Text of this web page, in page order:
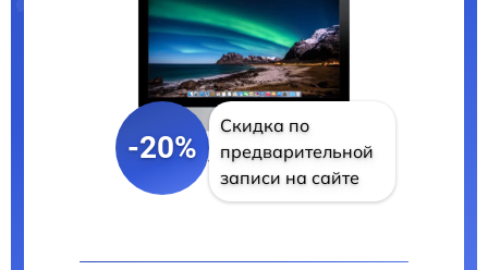
-20%
Скидка по
предварительной
записи на сайте